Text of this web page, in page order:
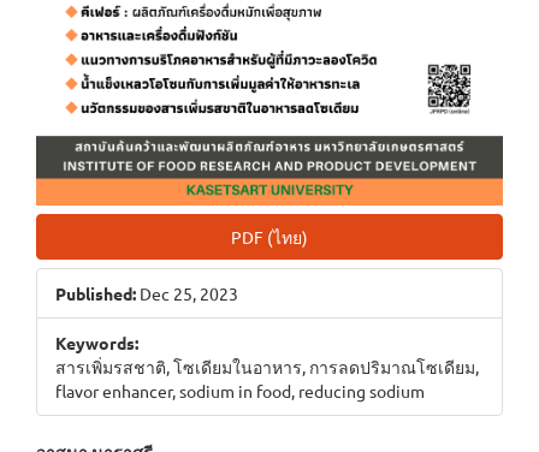
PDF (ไทย)
Published: Dec 25, 2023
Keywords:
สารเพิ่มรสชาติ, โซเดียมในอาหาร, การลดปริมาณโซเดียม,
flavor enhancer, sodium in food, reducing sodium